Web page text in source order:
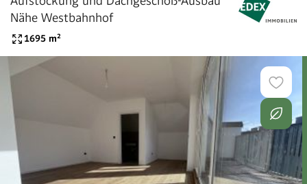
Nähe Westbahnhof
1695 m²